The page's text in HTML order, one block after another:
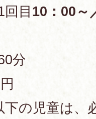
目 10：00～
分
の児童は、